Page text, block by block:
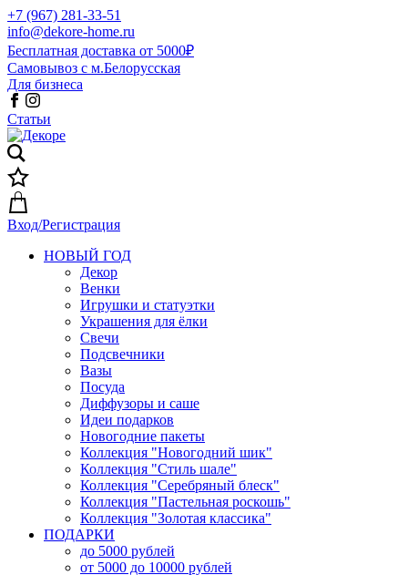
+7 (967) 281-33-51
info@dekore-home.ru
Бесплатная доставка от 5000₽
Самовывоз с м.Белорусская
Для бизнеса
Статьи
Вход/Регистрация
НОВЫЙ ГОД
Декор
Венки
Игрушки и статуэтки
Украшения для ёлки
Свечи
Подсвечники
Вазы
Посуда
Диффузоры и саше
Идеи подарков
Новогодние пакеты
Коллекция "Новогодний шик"
Коллекция "Стиль шале"
Коллекция "Серебряный блеск"
Коллекция "Пастельная роскошь"
Коллекция "Золотая классика"
ПОДАРКИ
до 5000 рублей
от 5000 до 10000 рублей